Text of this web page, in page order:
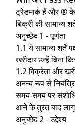
ट्रेडमार्क हैं और ®
बिक्री की सामान्य
अनुच्छेद 1 - पूर्णता
1.1 ये सामान्य शर्तें
खरीदार उन्हें बिना
1.2 विक्रेता और
अनन्य रूप से
समय-समय पर
आने के तुरंत बाद लागू
अनुच्छेद 2 - उद्देश्य